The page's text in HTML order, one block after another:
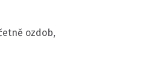
ozdob,